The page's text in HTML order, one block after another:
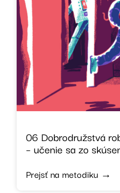
06 Dobrodružstvá
– učenie sa zo
Prejsť na metodiku →